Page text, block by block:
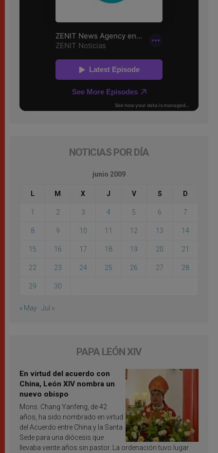
NOTICIAS POR DÍA
junio 2009
L M X J V S D
1 2 3 4 5 6 7
8 9 10 11 12 13 14
15 16 17 18 19 20 21
22 23 24 25 26 27 28
29 30
« May Jul »
PAPA LEÓN XIV
En virtud del acuerdo con
China, León XIV nombra un
nuevo obispo
Mons. Chang Yanfeng, de 42
años, ha sido nombrado en virtud
del Acuerdo entre China y la Santa
Sede para una diócesis que
llevaba veinte años sin pastor. La ordenación tuvo lugar